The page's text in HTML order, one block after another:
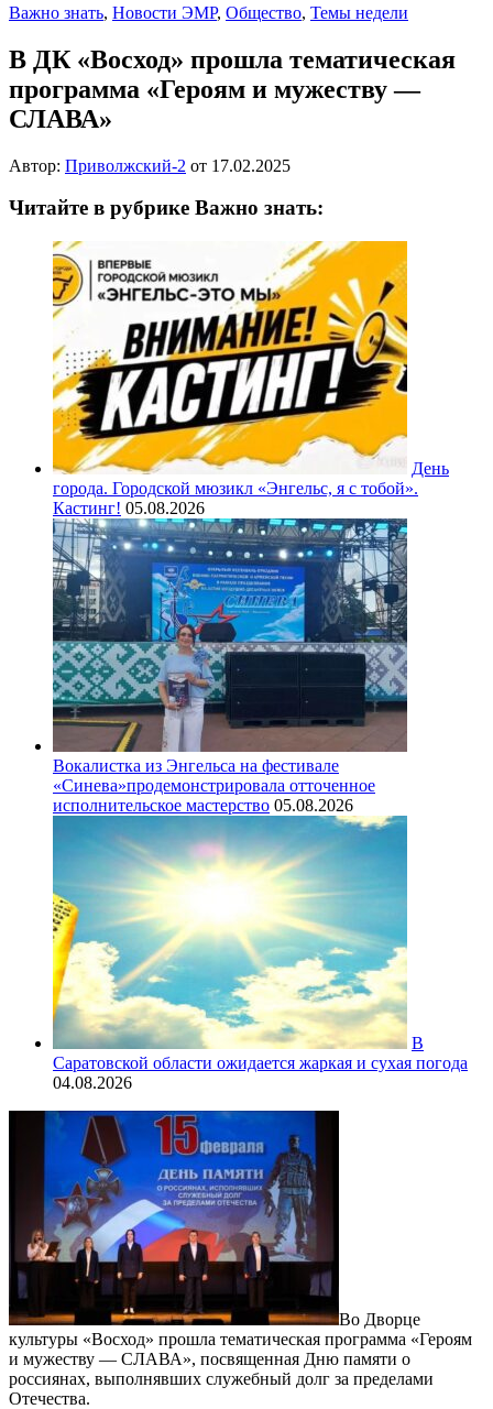
Важно знать, Новости ЭМР, Общество, Темы недели
В ДК «Восход» прошла тематическая
программа «Героям и мужеству —
СЛАВА»
Автор: Приволжский-2 от 17.02.2025
Читайте в рубрике Важно знать:
День
города. Городской мюзикл «Энгельс, я с тобой».
Кастинг! 05.08.2026
Вокалистка из Энгельса на фестивале
«Синева»продемонстрировала отточенное
исполнительское мастерство 05.08.2026
В
Саратовской области ожидается жаркая и сухая погода
04.08.2026
Во Дворце
культуры «Восход» прошла тематическая программа «Героям
и мужеству — СЛАВА», посвященная Дню памяти о
россиянах, выполнявших служебный долг за пределами
Отечества.